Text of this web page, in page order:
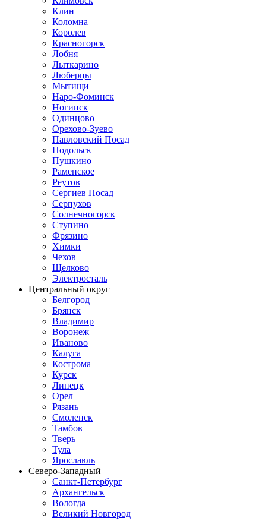
Клин
Коломна
Королев
Красногорск
Лобня
Лыткарино
Люберцы
Мытищи
Наро-Фоминск
Ногинск
Одинцово
Орехово-Зуево
Павловский Посад
Подольск
Пушкино
Раменское
Реутов
Сергиев Посад
Серпухов
Солнечногорск
Ступино
Фрязино
Химки
Чехов
Щелково
Электросталь
Центральный округ
Белгород
Брянск
Владимир
Воронеж
Иваново
Калуга
Кострома
Курск
Липецк
Орел
Рязань
Смоленск
Тамбов
Тверь
Тула
Ярославль
Северо-Западный
Санкт-Петербург
Архангельск
Вологда
Великий Новгород